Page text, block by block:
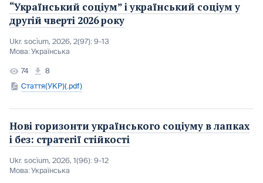
“Український соціум” і український соціум у
другій чверті 2026 року
Ukr. socìum, 2026, 2(97): 9-13
Мова:Українська
74
8
Стаття(УКР)(.pdf)
Нові горизонти українського соціуму в лапках
і без: стратегії стійкості
Ukr. socìum, 2026, 1(96): 9-12
Мова:Українська